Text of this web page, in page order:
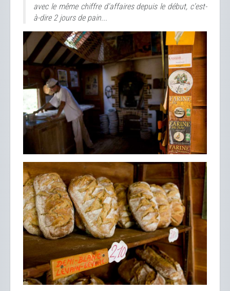
avec le même chiffre d'affaires depuis le début, c'est-
à-dire 2 jours de pain...